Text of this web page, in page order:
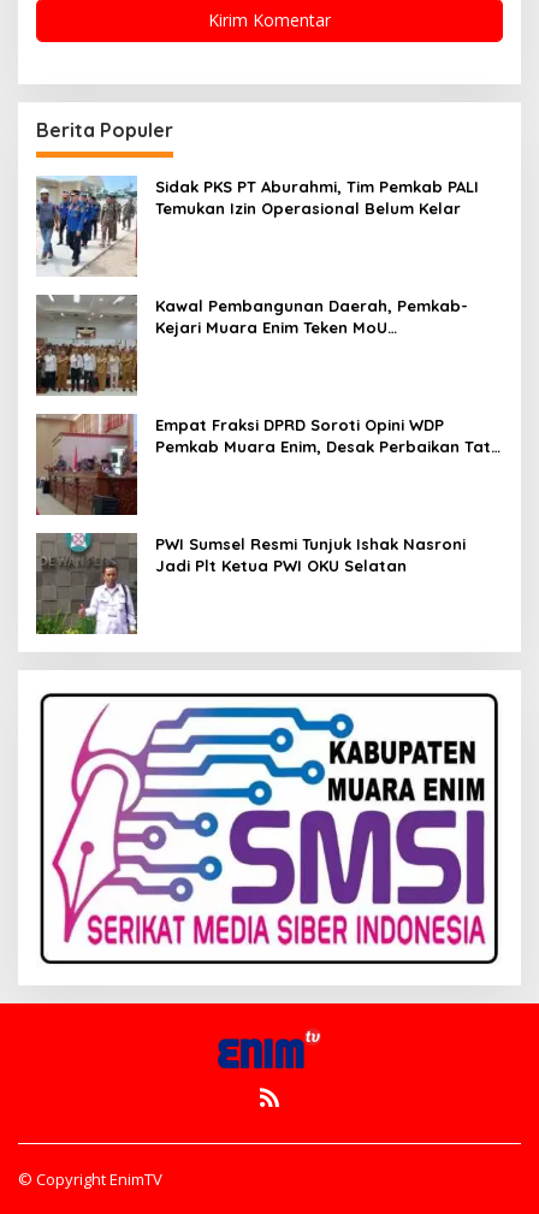
Berita Populer
Sidak PKS PT Aburahmi, Tim Pemkab PALI
Temukan Izin Operasional Belum Kelar
Kawal Pembangunan Daerah, Pemkab-
Kejari Muara Enim Teken MoU
Empat Fraksi DPRD Soroti Opini WDP
Pemkab Muara Enim, Desak Perbaikan Tata
PWI Sumsel Resmi Tunjuk Ishak Nasroni
Jadi Plt Ketua PWI OKU Selatan
© Copyright EnimTV